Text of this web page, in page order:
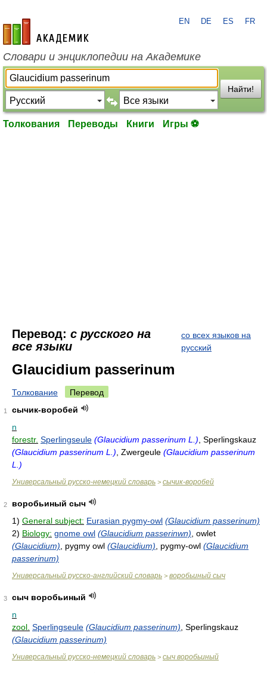
academic.ru
EN DE ES FR
Словари и энциклопедии на Академике
Найти!
Толкования Переводы Книги Игры ⚽
Перевод: с русского на
все языки
со всех языков на
русский
Glaucidium passerinum
Толкование Перевод
1
сычик-воробей
n
forestr. Sperlingseule (Glaucidium passerinum L.) , Sperlingskauz
(Glaucidium passerinum L.) , Zwergeule (Glaucidium passerinum
L.)
Универсальный русско-немецкий словарь > сычик-воробей
2
воробьиный сыч
1) General subject: Eurasian pygmy-owl (Glaucidium passerinum)
2) Biology: gnome owl (Glaucidium passerinwn) , owlet
(Glaucidium) , pygmy owl (Glaucidium) , pygmy-owl (Glaucidium
passerinum)
Универсальный русско-английский словарь > воробьиный сыч
3
сыч воробьиный
n
zool. Sperlingseule (Glaucidium passerinum) , Sperlingskauz
(Glaucidium passerinum)
Универсальный русско-немецкий словарь > сыч воробьиный